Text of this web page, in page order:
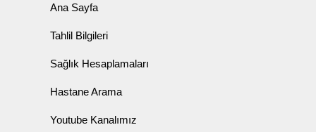
Ana Sayfa
Tahlil Bilgileri
Sağlık Hesaplamaları
Hastane Arama
Youtube Kanalımız